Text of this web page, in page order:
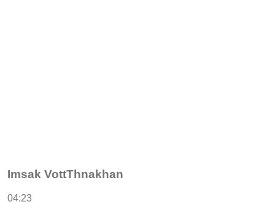
Imsak VottThnakhan
04:23